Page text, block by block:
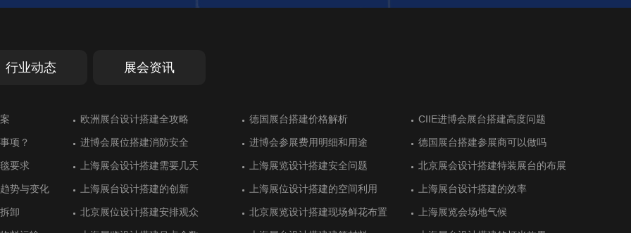
行业动态 展会资讯
诺威交通运输 德国斯图加特工业工程领展台搭建
土耳其伊斯坦布尔展台设计让展会成
德国科隆美容美发健康展览前的展台
荐
间美学
位设计
计
意大利米兰展台设计有特色的汽车行
法国里昂国际食品展览会展览设计
土耳其安卡拉酒店设备展展台设计需
欧洲展台设计搭建全攻略 德国展台搭建价格解析 CIIE进博会展台搭建高度问题
项？ 进博会展位搭建消防安全 进博会参展费用明细和用途 德国展台搭建参展商可以做吗
要求 上海展会设计搭建需要几天 上海展览设计搭建安全问题 北京展会设计搭建特装展台的布展
势与变化 上海展台设计搭建的创新 上海展位设计搭建的空间利用 上海展台设计搭建的效率
卸 北京展位设计搭建安排观众 北京展览设计搭建现场鲜花布置 上海展览会场地气候
放异彩 乌兹别克斯坦展台设计别具一格 绿色展台设计让新加坡参展热情高涨 阿根廷高水平的展位设计搭建
果 墨西哥展位搭建设计获得好评 阿根廷展位搭建体现绿色农业特色 猪肉联盟展位搭建顺利完工
充分 华普光电工业风展位设计 宏瑞达用展台设计衬托最新产品 E-star能源的展位设计气场十足
计 迪洛家具展台设计同样具有奢华感 致为化工展位搭建有序完工 恒光大简洁展台设计留住客户
新靓丽 珐玛珈集团注重展位设计效果 大海光伏重视展台搭建设计效果 上市公司三柏硕展台设计传递健康
错过的展会
德国斯图加特橡胶展展台搭建中对防
德国埃森家居用品和装饰品展展台搭
德国汉诺威木材加工机械展展台搭建
建
业展台设计搭 意大利里米尼值得参加的展会盘点 土耳其伊斯坦布尔老牌展位设计
土耳其安卡拉值得体验的展台设计搭
诺威交通运输 德国斯图加特工业工程领展台搭建
土耳其伊斯坦布尔展台设计让展会成
德国科隆美容美发健康展览前的展台
荐
间美学
位设计
计
意大利米兰展台设计有特色的汽车行
法国里昂国际食品展览会展览设计
土耳其安卡拉酒店设备展展台设计需
欧洲展台设计搭建全攻略 德国展台搭建价格解析 CIIE进博会展台搭建高度问题
项？ 进博会展位搭建消防安全 进博会参展费用明细和用途 德国展台搭建参展商可以做吗
要求 上海展会设计搭建需要几天 上海展览设计搭建安全问题 北京展会设计搭建特装展台的布展
势与变化 上海展台设计搭建的创新 上海展位设计搭建的空间利用 上海展台设计搭建的效率
卸 北京展位设计搭建安排观众 北京展览设计搭建现场鲜花布置 上海展览会场地气候